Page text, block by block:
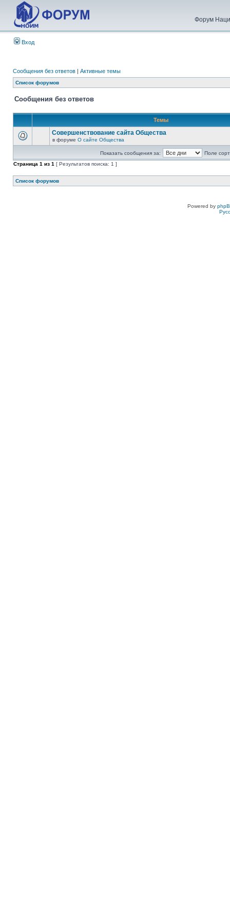
Форум
Вход
Сообщения без ответов | Активные темы
Список форумов
Сообщения без ответов
Темы
Совершенствование сайта Общества
в форуме О сайте Общества
Показать сообщения за:
Поле
Страница 1 из 1 [ Результатов поиска: 1 ]
Список форумов
Powered by